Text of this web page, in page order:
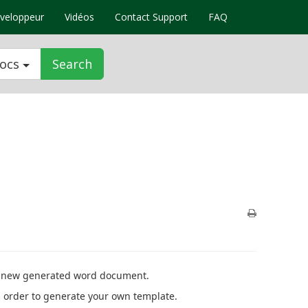
Vidéos Contact Support FAQ
Search
generated word document.
to generate your own template.